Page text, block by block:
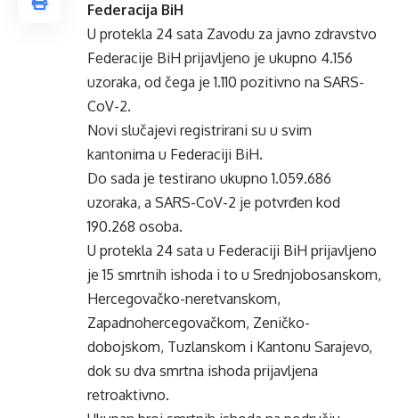
Federacija BiH
U protekla 24 sata Zavodu za javno zdravstvo
Federacije BiH prijavljeno je ukupno 4.156
uzoraka, od čega je 1.110 pozitivno na SARS-
CoV-2.
Novi slučajevi registrirani su u svim
kantonima u Federaciji BiH.
Do sada je testirano ukupno 1.059.686
uzoraka, a SARS-CoV-2 je potvrđen kod
190.268 osoba.
U protekla 24 sata u Federaciji BiH prijavljeno
je 15 smrtnih ishoda i to u Srednjobosanskom,
Hercegovačko-neretvanskom,
Zapadnohercegovačkom, Zeničko-
dobojskom, Tuzlanskom i Kantonu Sarajevo,
dok su dva smrtna ishoda prijavljena
retroaktivno.